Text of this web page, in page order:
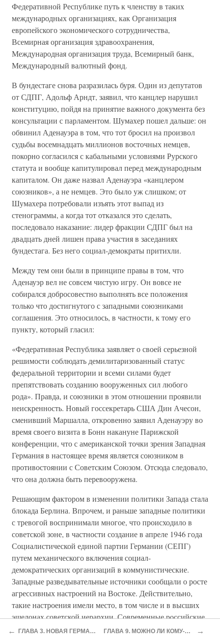
Федеративной Республике путь к членству в таких
международных организациях, как Организация
европейского экономического сотрудничества,
Всемирная организация здравоохранения,
Международная организация труда, Всемирный банк,
Международный валютный фонд.
В бундестаге снова разразилась буря. Один из депутатов
от СДПГ, Адольф Арндт, заявил, что канцлер нарушил
конституцию, пойдя на принятие важного документа без
консультации с парламентом. Шумахер пошел дальше: он
обвинил Аденауэра в том, что тот бросил на произвол
судьбы восемнадцать миллионов восточных немцев,
покорно согласился с кабальными условиями Рурского
статута и вообще капитулировал перед международным
капиталом. Он даже назвал Аденауэра «канцлером
союзников», а не немцев. Это было уж слишком; от
Шумахера потребовали изъять этот выпад из
стенограммы, а когда тот отказался это сделать,
последовало наказание: лидер фракции СДПГ был на
двадцать дней лишен права участия в заседаниях
бундестага. Без него социал-демократы притихли.
Между тем они были в принципе правы в том, что
Аденауэр вел не совсем чистую игру. Он вовсе не
собирался добросовестно выполнять все положения
только что достигнутого с западными союзниками
соглашения. Это относилось, в частности, к тому его
пункту, который гласил:
«Федеративная Республика заявляет о своей серьезной
решимости соблюдать демилитаризованный статус
федеральной территории и всеми силами будет
препятствовать созданию вооруженных сил любого
рода». Правда, и союзники в этом отношении проявили
неискренность. Новый госсекретарь США Дин Ачесон,
сменивший Маршалла, откровенно заявил Аденауэру во
время своего визита в Бонн накануне Парижской
конференции, что с американской точки зрения Западная
Германия в настоящее время является союзником в
противостоянии с Советским Союзом. Отсюда следовало,
что она должна быть перевооружена.
Решающим фактором в изменении политики Запада стала
блокада Берлина. Впрочем, и раньше западные политики
с тревогой воспринимали многое, что происходило в
советской зоне, в частности создание в апреле 1946 года
Социалистической единой партии Германии (СЕПГ)
путем механического включения социал-
демократических организаций в коммунистические.
Западные разведывательные источники сообщали о росте
агрессивных настроений на Востоке. Действительно,
такие настроения имели место, в том числе и в высших
эшелонах советской иерархии. Современные российские
историки приводят интересные (хотя документально и не
← ГЛАВА 3. НОВАЯ ГЕРМАНИЯ: НАЧАЛО ГЛАВА 9. МОЖНО ЛИ КОМУ-ТО ДОВЕРЯТЬ? →